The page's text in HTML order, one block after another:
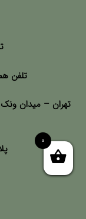
تلفن
تهران – میدان
پلاک 3
0